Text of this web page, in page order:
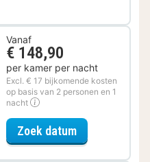
Vanaf
€ 148,90
per kamer per nacht
Excl. € 17 bijkomende kosten
op basis van 2 personen en 1
nacht
Zoek datumvoor Parkeer